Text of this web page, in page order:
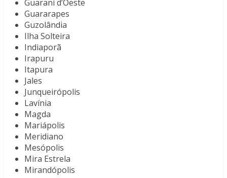
Guarani d’Oeste
Guararapes
Guzolândia
Ilha Solteira
Indiaporã
Irapuru
Itapura
Jales
Junqueirópolis
Lavínia
Magda
Mariápolis
Meridiano
Mesópolis
Mira Estrela
Mirandópolis